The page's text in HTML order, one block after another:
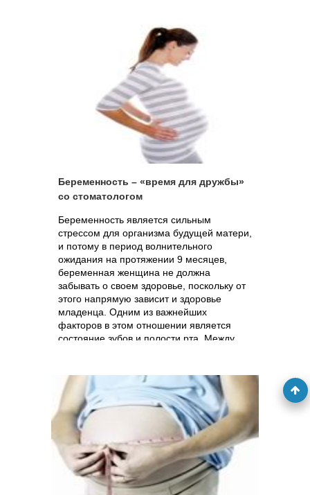
Беременность – «время для дружбы»
со стоматологом
Беременность является сильным
стрессом для организма будущей матери,
и потому в период волнительного
ожидания на протяжении 9 месяцев,
беременная женщина не должна
забывать о своем здоровье, поскольку от
этого напрямую зависит и здоровье
младенца. Одним из важнейших
факторов в этом отношении является
состояние зубов и полости рта. Между
журнале, многие женщины часто
пренебрегают визитом к стоматологу в
период беременности, считая это делом
не первой важности. Однако
подавляющее число беременных
испытывают во время вынашивания
проблемы с деснами, что свидетельствует
о снижении иммунитета – бактерии
начинают интенсивно размножаться в